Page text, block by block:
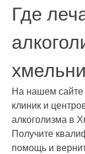
Где
На нашем сайте
клиник и
алкоголизма в
Получите
помощь и